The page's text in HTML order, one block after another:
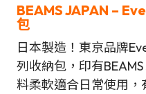
BEAMS JAPAN –
包
日本製造！東京品牌
列收納包，印有
料柔軟適合日常使用